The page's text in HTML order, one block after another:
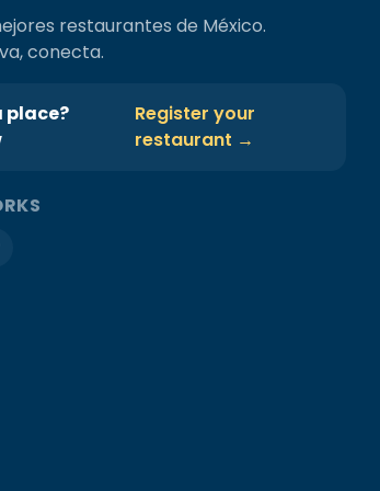
restaurantes de México.
conecta.
place?
Register your
restaurant →